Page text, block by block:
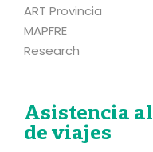
ART Provincia
MAPFRE
Research
Asistencia
de viajes